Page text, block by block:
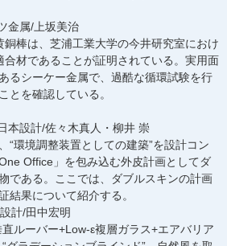
金属/上坂美治
棒は、芝浦工業大学の今井研究室におけ
合材であることが証明されている。実用面
るシーケー金属で、過酷な循環試験を行
とを確認している。
本設計/佐々木真人・柳井 崇
“環境調整装置としての建築”を設計コン
Office」を包み込む外皮計画としてダ
である。ここでは、ダブルスキンの計画
結果について紹介する。
計/田中宏明
ルーバー+Low-ε複層ガラス+エアバリア